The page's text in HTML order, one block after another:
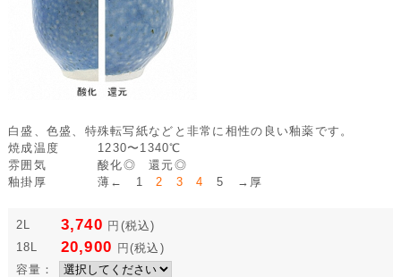
白盛、色盛、特殊転写紙などと非常に相性の良い釉薬です。
焼成温度
1230〜1340℃
雰囲気
酸化◎ 還元◎
釉掛厚
薄← 12 3 4 5 →厚
2L 3,740 円 (税込)
18L
20,900 円 (税込)
容量：